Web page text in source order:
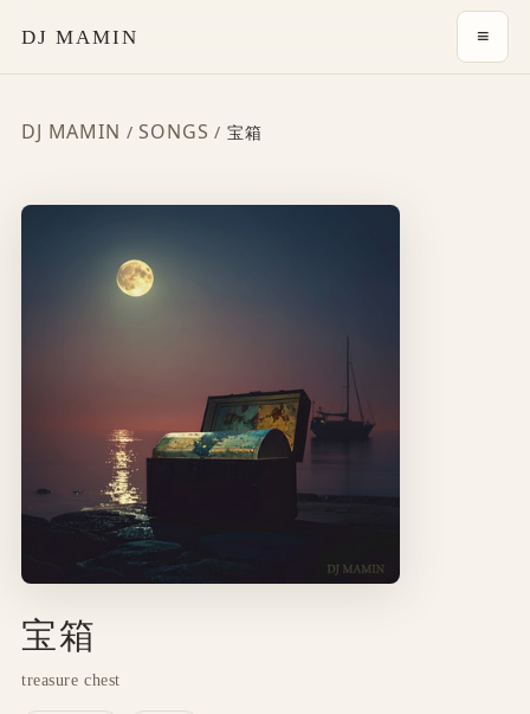
DJ MAMIN ≡
DJ MAMIN /SONGS / 宝箱
宝箱
treasure chest